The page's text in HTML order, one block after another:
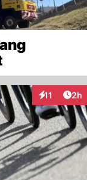
11 2h